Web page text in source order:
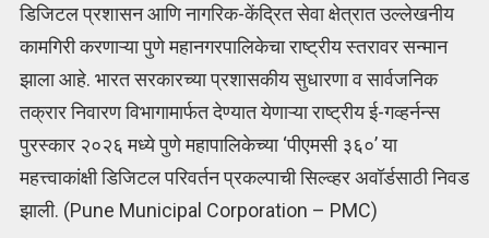
डिजिटल प्रशासन आणि नागरिक-केंद्रित सेवा क्षेत्रात उल्लेखनीय
कामगिरी करणाऱ्या पुणे महानगरपालिकेचा राष्ट्रीय स्तरावर सन्मान
झाला आहे. भारत सरकारच्या प्रशासकीय सुधारणा व सार्वजनिक
तक्रार निवारण विभागामार्फत देण्यात येणाऱ्या राष्ट्रीय ई-गव्हर्नन्स
पुरस्कार २०२६ मध्ये पुणे महापालिकेच्या ‘पीएमसी ३६०’ या
महत्त्वाकांक्षी डिजिटल परिवर्तन प्रकल्पाची सिल्व्हर अवॉर्डसाठी निवड
झाली. (Pune Municipal Corporation – PMC)